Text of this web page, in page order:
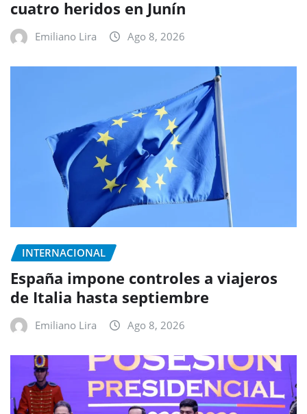
cuatro heridos en Junín
Emiliano Lira Ago 8, 2026
INTERNACIONAL
España impone controles a viajeros
de Italia hasta septiembre
Emiliano Lira Ago 8, 2026